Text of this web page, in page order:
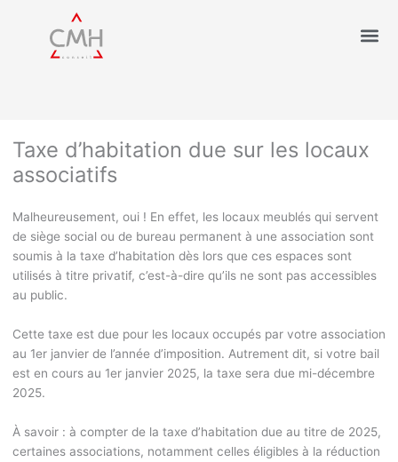
Taxe d’habitation due sur les locaux
associatifs
Malheureusement, oui ! En effet, les locaux meublés qui servent
de siège social ou de bureau permanent à une association sont
soumis à la taxe d’habitation dès lors que ces espaces sont
utilisés à titre privatif, c’est-à-dire qu’ils ne sont pas accessibles
au public.
Cette taxe est due pour les locaux occupés par votre association
au 1erjanvier de l’année d’imposition. Autrement dit, si votre bail
est en cours au 1erjanvier 2025, la taxe sera due mi-décembre
2025.
À savoir : à compter de la taxe d’habitation due au titre de 2025,
certaines associations, notamment celles éligibles à la réduction